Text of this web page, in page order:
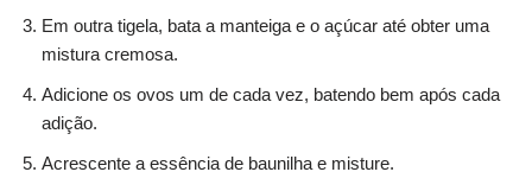
Em outra tigela, bata a manteiga e o açúcar até obter uma
mistura cremosa.
Adicione os ovos um de cada vez, batendo bem após cada
adição.
Acrescente a essência de baunilha e misture.